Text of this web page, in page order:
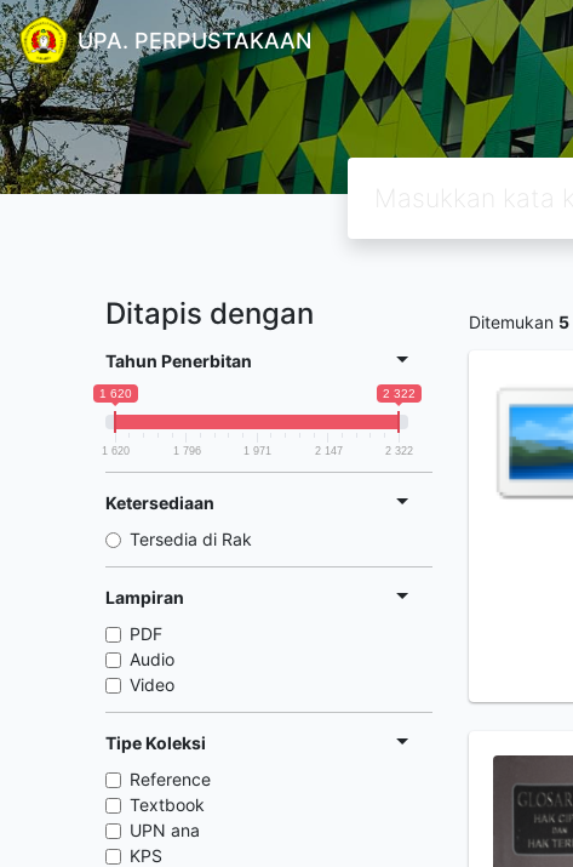
UPA. PERPUSTAKAAN
Ditapis dengan
Tahun Penerbitan
1 620 2 322
1 620 1 796 1 971 2 147 2 322
Ketersediaan
Tersedia di Rak
Lampiran
PDF
Audio
Video
Tipe Koleksi
Reference
Textbook
UPN ana
KPS
Ditemukan 5